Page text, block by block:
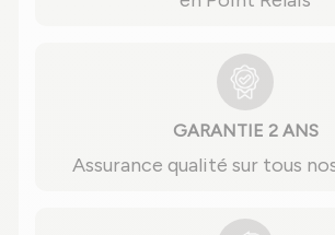
GARANTIE 2 ANS
Assurance qualité sur tous